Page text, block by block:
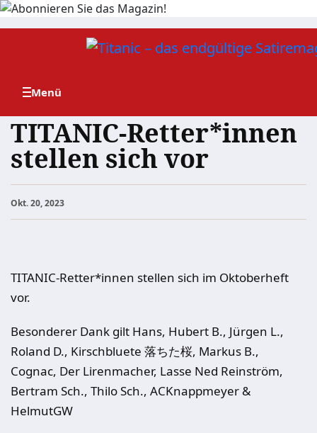
Zum
TITANIC-Retter*innen
stellen sich vor
Okt. 20, 2023
TITANIC-Retter*innen stellen sich im Oktoberheft
vor.
Besonderer Dank gilt Hans, Hubert B., Jürgen L.,
Roland D., Kirschbluete 落ちた桜, Markus B.,
Cognac, Der Lirenmacher, Lasse Ned Reinström,
Bertram Sch., Thilo Sch., ACKnappmeyer &
HelmutGW